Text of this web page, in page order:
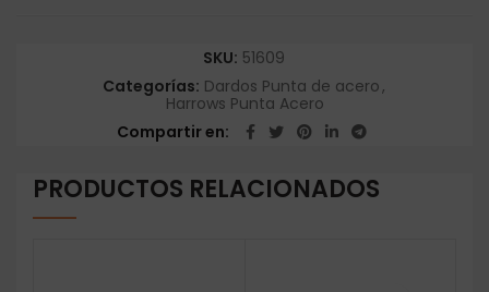
SKU: 51609
Categorías: Dardos Punta de acero,
Harrows Punta Acero
Compartir en
PRODUCTOS RELACIONADOS